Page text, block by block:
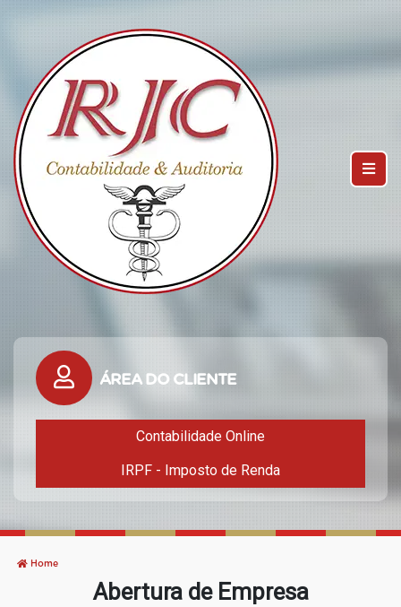
ÁREA DO CLIENTE
Contabilidade Online
IRPF - Imposto de Renda
Home
Abertura de Empresa